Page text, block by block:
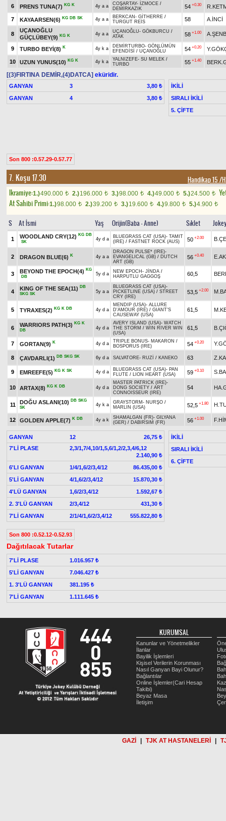
6 PRENS TUNA(7) KG K 4y a a COŞARTAY- İZMOCE /
DEMİRKAZIK
54 +0.30
7 KAYAARSEN(6) KG DB SK 4y a a BERKCAN - GİTHERRE /
TURGUT REİS
58 A.İNCİ
8
UÇANOĞLU
GÜÇLÜBEY(9) KG K 4y a a UÇANOĞLU- GÖKBURCU /
ATAK
58 +1.00
9 TURBO BEYİ(8) K 4y k a DEMİRTURBO- GÖNLÜMÜN
EFENDİSİ / UÇANOĞLU 54 +0.20
10 UZUN YUNUS(10) KG K 4y k a YALNIZEFE- SU MELEK /
TURBO
55 +1.40
[(3)FIRTINA DEMİR,(4)DATCA] eküridir.
GANYAN 3
3,80 ₺
GANYAN
4 3,80 ₺
İKİLİ
SIRALI İKİLİ
5. ÇİFTE
Son 800 :0.57.29-0.57.77
7. Koşu 17.30 Handikap 15 /
Ikramiye:1.)490.000 t 2.)196.000 t 3.)98.000 t 4.)49.000 t 5.)24.500 t
At Sahibi Primi:1.)98.000 t 2.)39.200 t 3.)19.600 t 4.)9.800 t 5.)4.900 t
S At İsmi Yaş Orijin(Baba - Anne) Sıklet
1 WOODLAND CRY(12) KG DB
SK
4y d a BLUEGRASS CAT (USA)- TAMIT
(IRE) / FASTNET ROCK (AUS) 50 +2.00
2 DRAGON BLUE(6) K 4y a a
DRAGON PULSE* (IRE)-
EVANGELICAL (GB) / DUTCH
ART (GB)
56 +0.40
3 BEYOND THE EPOCH(4) KG
DB
5y d a NEW EPOCH - JİNDA /
HARPUTLU GAGGOŞ
60,5
4
KING OF THE SEA(11) DB
SKG SK 5y a a
BLUEGRASS CAT (USA)-
PICKETLINE (USA) / STREET
CRY (IRE)
53,5 +2.00
5 TYRAXES(2) KG K DB 4y d a
MENDIP (USA)- ALLURE
D'AMOUR (IRE) / GIANT'S
CAUSEWAY (USA)
61,5
6
WARRIORS PATH(3) KG K
DB
4y d a
AVERY ISLAND (USA)- WATCH
THE STORM / WIN RIVER WIN
(USA)
61,5
7 GORTAN(9) K 4y d a TRIPLE BONUS- MAKARON /
BOSPORUS (IRE)
54 +0.20
8 ÇAVDARLI(1) DB SKG SK 6y d a SALVATORE- RUZİ / KANEKO 63
9 EMREEFE(5) KG K SK 4y d a BLUEGRASS CAT (USA)- PAN
FLUTE / LION HEART (USA) 59 +0.10
10 ARTAX(8) KG K DB 4y d a
MASTER PATRICK (IRE)-
DONG SOCIETY / ART
CONNOISSEUR (IRE)
54
11 DOĞU ASLANI(10) DB SKG
SK
4y k a GRAYSTORM - NURŞO /
MARLIN (USA)
52,5 +1.80
12 GOLDEN APPLE(7) K DB 4y a k SHAMALGAN (FR)- GILYANA
(GER) / DABIRSIM (FR) 56 +1.00
GANYAN 12
26,75 ₺
7'Lİ PLASE
2,3/1,7/4,10/1,5,6/1,2/2,3,4/6,12
2.140,90 ₺
6'LI GANYAN
1/4/1,6/2/3,4/12
86.435,00 ₺
5'Lİ GANYAN
4/1,6/2/3,4/12
15.870,30 ₺
4'LÜ GANYAN
1,6/2/3,4/12
1.592,67 ₺
2. 3'LÜ GANYAN
2/3,4/12
431,30 ₺
7'Lİ GANYAN
2/1/4/1,6/2/3,4/12 555.822,80 ₺
İKİLİ
SIRALI İKİLİ
6. ÇİFTE
Son 800 :0.52.12-0.52.93
Dağıtılacak Tutarlar
7'Lİ PLASE
1.016.957 ₺
5'Lİ GANYAN
7.046.427 ₺
1. 3'LÜ GANYAN
381.195 ₺
7'Lİ GANYAN
1.111.645 ₺
KURUMSAL
Kanunlar ve Yönetmelikler
İlanlar
Bayilik İşlemleri
Kişisel Verilerin Korunması
Nasıl Ganyan Bayi Olunur?
Bağlantılar
Online İşlemler(Cari Hesap
Takibi)
Beyaz Masa
İletişim
GAZİ TJK AT HASTANELERİ